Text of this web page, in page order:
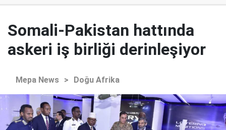
Somali-Pakistan hattında
askeri iş birliği derinleşiyor
Mepa News > Doğu Afrika